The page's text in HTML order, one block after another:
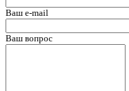
Ваш e-mail
Ваш вопрос